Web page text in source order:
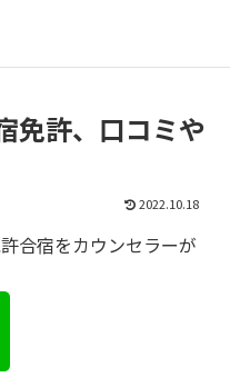
免許、口コミや
2022.10.18
合宿をカウンセラーが